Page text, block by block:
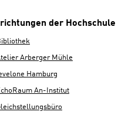
der Hochschule
Arberger Mühle
Hamburg
An-Institut